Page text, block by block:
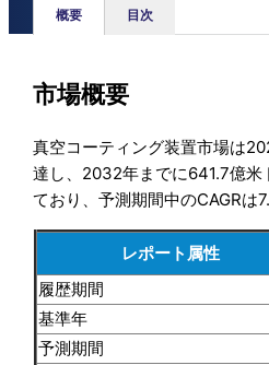
概要 目次
市場概要
真空コーティング装置市場は
達し、2032年までに641.7億米
ており、予測期間中のCAGRは
レポート属性
履歴期間
基準年
予測期間